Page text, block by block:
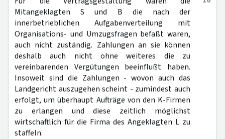
Mitangeklagten S und B die nach der
innerbetrieblichen Aufgabenverteilung mit
Organisations- und Umzugsfragen befaßt waren,
auch nicht zuständig. Zahlungen an sie können
deshalb auch nicht ohne weiteres die zu
vereinbarenden Vergütungen beeinflußt haben.
Insoweit sind die Zahlungen - wovon auch das
Landgericht auszugehen scheint - zumindest auch
erfolgt, um überhaupt Aufträge von den K-Firmen
zu erlangen und diese zeitlich möglichst
wirtschaftlich für die Firma des Angeklagten L zu
staffeln.